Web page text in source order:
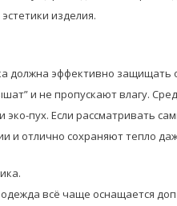
изделия.
должна эффективно
и не пропускают влагу.
эко-пух. Если рассматривать
и отлично сохраняют тепло
всё чаще оснащается